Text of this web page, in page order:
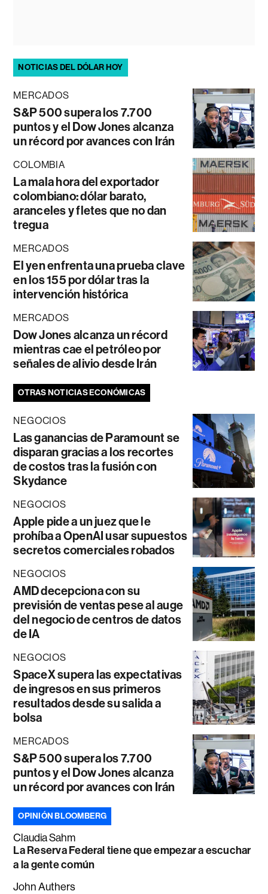
NOTICIAS DEL DÓLAR HOY
MERCADOS
S&P 500 supera los 7.700
puntos y el Dow Jones alcanza
un récord por avances con Irán
COLOMBIA
La mala hora del exportador
colombiano: dólar barato,
aranceles y fletes que no dan
tregua
MERCADOS
El yen enfrenta una prueba clave
en los 155 por dólar tras la
intervención histórica
MERCADOS
Dow Jones alcanza un récord
mientras cae el petróleo por
señales de alivio desde Irán
OTRAS NOTICIAS ECONÓMICAS
NEGOCIOS
Las ganancias de Paramount se
disparan gracias a los recortes
de costos tras la fusión con
Skydance
NEGOCIOS
Apple pide a un juez que le
prohíba a OpenAI usar supuestos
secretos comerciales robados
NEGOCIOS
AMD decepciona con su
previsión de ventas pese al auge
del negocio de centros de datos
de IA
NEGOCIOS
SpaceX supera las expectativas
de ingresos en sus primeros
resultados desde su salida a
bolsa
MERCADOS
S&P 500 supera los 7.700
puntos y el Dow Jones alcanza
un récord por avances con Irán
OPINIÓN BLOOMBERG
Claudia Sahm
La Reserva Federal tiene que empezar a escuchar
a la gente común
John Authers